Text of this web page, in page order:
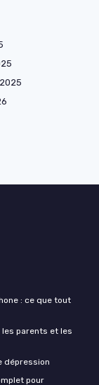
: ce que tout
parents et les
dépression
pour